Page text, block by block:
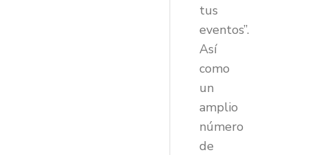
tus
eventos”.
Así
como
un
amplio
número
de